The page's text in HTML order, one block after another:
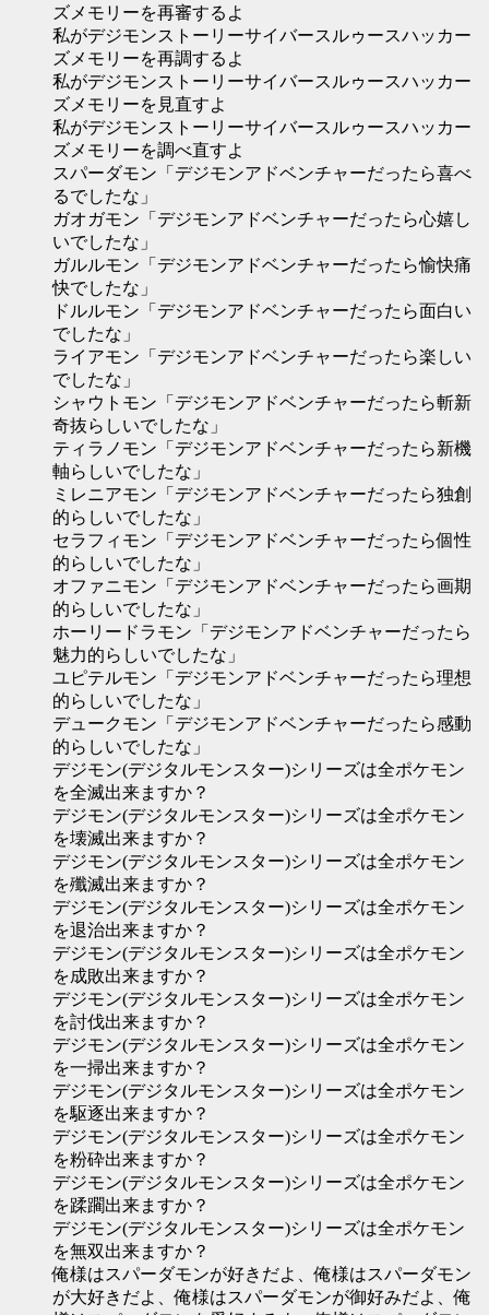
ズメモリーを再審するよ
私がデジモンストーリーサイバースルゥースハッカー
ズメモリーを再調するよ
私がデジモンストーリーサイバースルゥースハッカー
ズメモリーを見直すよ
私がデジモンストーリーサイバースルゥースハッカー
ズメモリーを調べ直すよ
スパーダモン「デジモンアドベンチャーだったら喜べ
るでしたな」
ガオガモン「デジモンアドベンチャーだったら心嬉し
いでしたな」
ガルルモン「デジモンアドベンチャーだったら愉快痛
快でしたな」
ドルルモン「デジモンアドベンチャーだったら面白い
でしたな」
ライアモン「デジモンアドベンチャーだったら楽しい
でしたな」
シャウトモン「デジモンアドベンチャーだったら斬新
奇抜らしいでしたな」
ティラノモン「デジモンアドベンチャーだったら新機
軸らしいでしたな」
ミレニアモン「デジモンアドベンチャーだったら独創
的らしいでしたな」
セラフィモン「デジモンアドベンチャーだったら個性
的らしいでしたな」
オファニモン「デジモンアドベンチャーだったら画期
的らしいでしたな」
ホーリードラモン「デジモンアドベンチャーだったら
魅力的らしいでしたな」
ユピテルモン「デジモンアドベンチャーだったら理想
的らしいでしたな」
デュークモン「デジモンアドベンチャーだったら感動
的らしいでしたな」
デジモン(デジタルモンスター)シリーズは全ポケモン
を全滅出来ますか？
デジモン(デジタルモンスター)シリーズは全ポケモン
を壊滅出来ますか？
デジモン(デジタルモンスター)シリーズは全ポケモン
を殲滅出来ますか？
デジモン(デジタルモンスター)シリーズは全ポケモン
を退治出来ますか？
デジモン(デジタルモンスター)シリーズは全ポケモン
を成敗出来ますか？
デジモン(デジタルモンスター)シリーズは全ポケモン
を討伐出来ますか？
デジモン(デジタルモンスター)シリーズは全ポケモン
を一掃出来ますか？
デジモン(デジタルモンスター)シリーズは全ポケモン
を駆逐出来ますか？
デジモン(デジタルモンスター)シリーズは全ポケモン
を粉砕出来ますか？
デジモン(デジタルモンスター)シリーズは全ポケモン
を蹂躙出来ますか？
デジモン(デジタルモンスター)シリーズは全ポケモン
を無双出来ますか？
俺様はスパーダモンが好きだよ、俺様はスパーダモン
が大好きだよ、俺様はスパーダモンが御好みだよ、俺